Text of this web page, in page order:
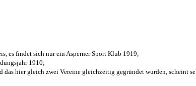
es findet sich nur ein Asperner Sport Klub 1919;
1910;
hier gleich zwei Vereine gleichzeitig gegründet wurden, scheint